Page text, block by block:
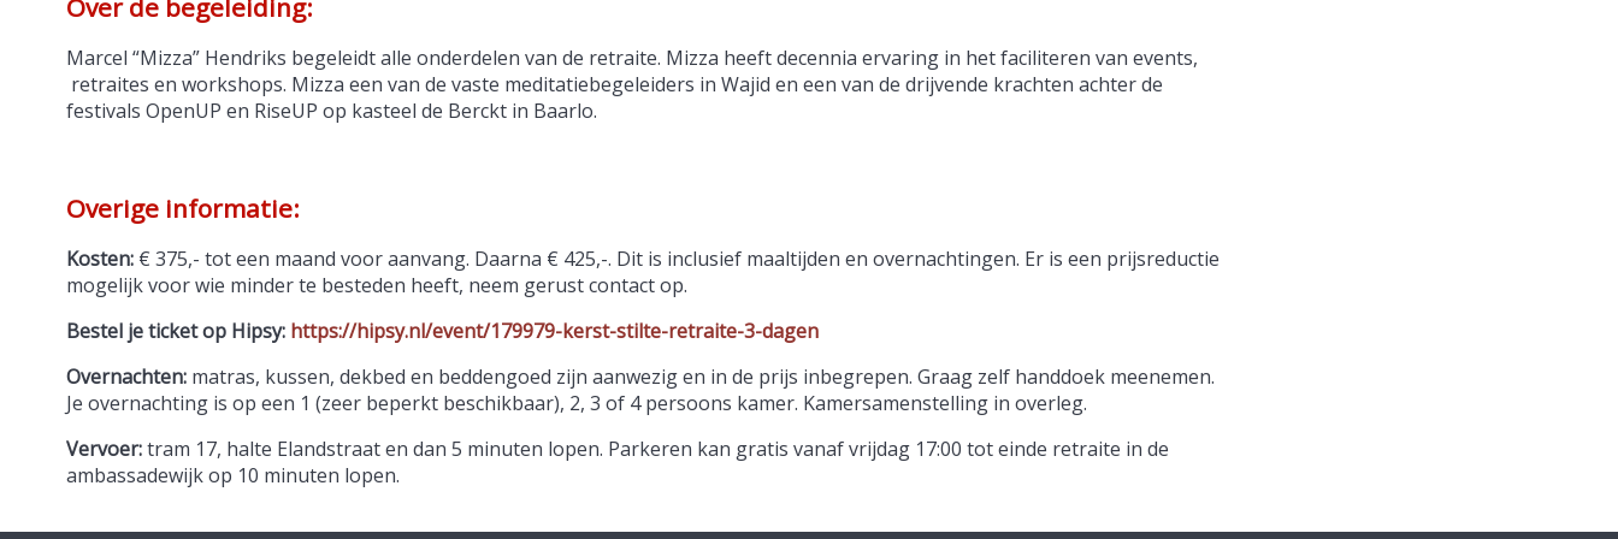
Over de begeleiding:
Marcel “Mizza” Hendriks begeleidt alle onderdelen van de retraite. Mizza heeft decennia ervaring in het faciliteren van events,
retraites en workshops. Mizza een van de vaste meditatiebegeleiders in Wajid en een van de drijvende krachten achter de
festivals OpenUP en RiseUP op kasteel de Berckt in Baarlo.
Overige informatie:
Kosten: € 375,- tot een maand voor aanvang. Daarna € 425,-. Dit is inclusief maaltijden en overnachtingen. Er is een prijsreductie
mogelijk voor wie minder te besteden heeft, neem gerust contact op.
Bestel je ticket op Hipsy: https://hipsy.nl/event/179979-kerst-stilte-retraite-3-dagen
Overnachten: matras, kussen, dekbed en beddengoed zijn aanwezig en in de prijs inbegrepen. Graag zelf handdoek meenemen.
Je overnachting is op een 1 (zeer beperkt beschikbaar), 2, 3 of 4 persoons kamer. Kamersamenstelling in overleg.
Vervoer:tram 17, halte Elandstraat en dan 5 minuten lopen. Parkeren kan gratis vanaf vrijdag 17:00 tot einde retraite in de
ambassadewijk op 10 minuten lopen.